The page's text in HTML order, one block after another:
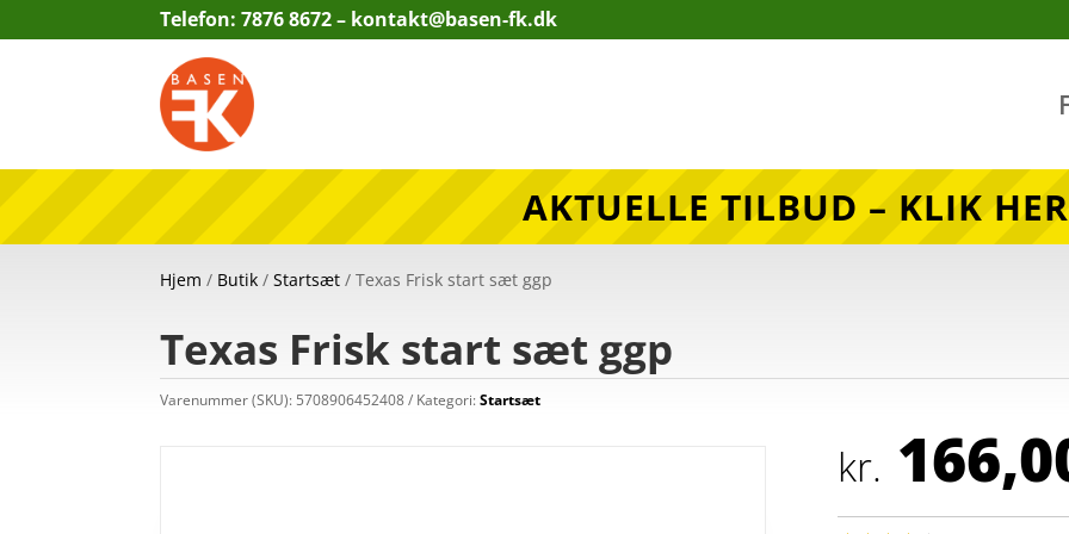
Telefon: 7876 8672 – kontakt@basen-fk.dk
AKTUELLE TILBUD – KLIK
Hjem / Butik /Startsæt / Texas Frisk start sæt ggp
Texas Frisk start sæt ggp
Varenummer (SKU): 5708906452408 Kategori:Startsæt
kr.